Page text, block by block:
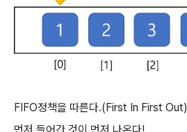
FIFO정책을 따른다.(First In First Out)